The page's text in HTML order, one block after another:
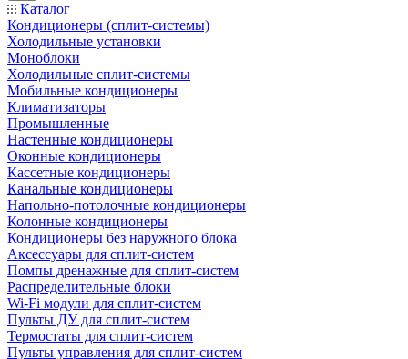
Каталог
Кондиционеры (сплит-системы)
Холодильные установки
Моноблоки
Холодильные сплит-системы
Мобильные кондиционеры
Климатизаторы
Промышленные
Настенные кондиционеры
Оконные кондиционеры
Кассетные кондиционеры
Канальные кондиционеры
Напольно-потолочные кондиционеры
Колонные кондиционеры
Кондиционеры без наружного блока
Аксессуары для сплит-систем
Помпы дренажные для сплит-систем
Распределительные блоки
Wi-Fi модули для сплит-систем
Пульты ДУ для сплит-систем
Термостаты для сплит-систем
Пульты управления для сплит-систем